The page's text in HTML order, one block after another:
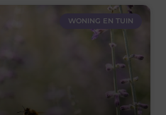
WONING EN TUIN